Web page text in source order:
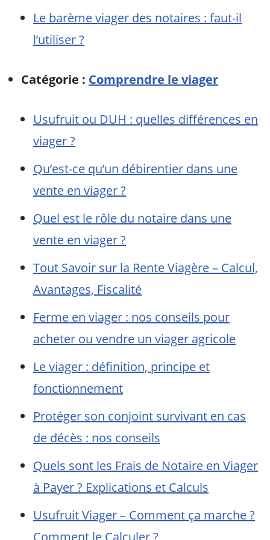
Le barème viager des notaires : faut-il
l’utiliser ?
Catégorie : Comprendre le viager
Usufruit ou DUH : quelles différences en
viager ?
Qu’est-ce qu’un débirentier dans une
vente en viager ?
Quel est le rôle du notaire dans une
vente en viager ?
Tout Savoir sur la Rente Viagère – Calcul,
Avantages, Fiscalité
Ferme en viager : nos conseils pour
acheter ou vendre un viager agricole
Le viager : définition, principe et
fonctionnement
Protéger son conjoint survivant en cas
de décès : nos conseils
Quels sont les Frais de Notaire en Viager
à Payer ? Explications et Calculs
Usufruit Viager – Comment ça marche ?
Comment le Calculer ?